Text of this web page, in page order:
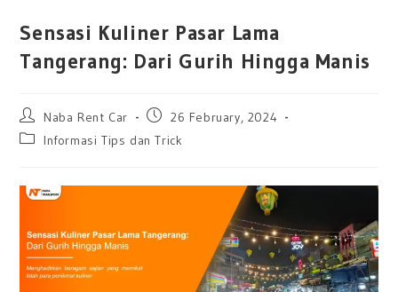
Sensasi Kuliner Pasar Lama
Tangerang: Dari Gurih Hingga Manis
Naba Rent Car
26 February, 2024
Informasi Tips dan Trick